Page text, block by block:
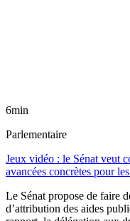
6min
Parlementaire
Jeux vidéo : le Sénat veut
avancées concrètes pour
Le Sénat propose de faire
d’attribution des aides